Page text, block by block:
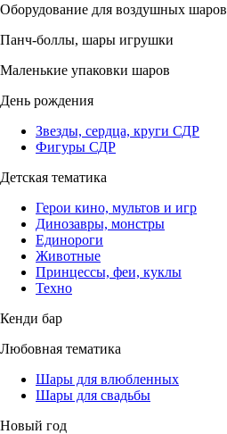
Оборудование для воздушных шаров
Панч-боллы, шары игрушки
Маленькие упаковки шаров
День рождения
Звезды, сердца, круги СДР
Фигуры СДР
Детская тематика
Герои кино, мультов и игр
Динозавры, монстры
Единороги
Животные
Принцессы, феи, куклы
Техно
Кенди бар
Любовная тематика
Шары для влюбленных
Шары для свадьбы
Новый год